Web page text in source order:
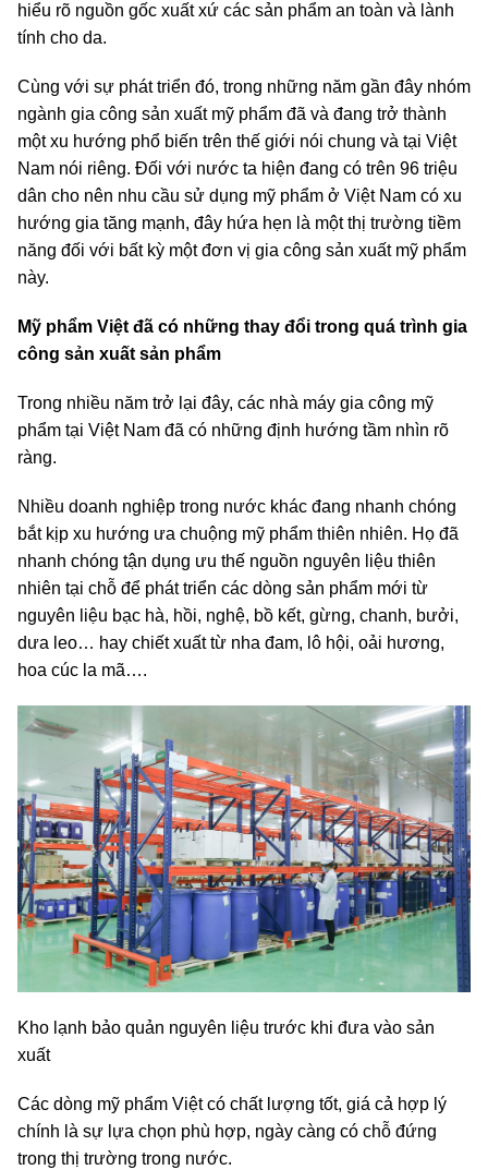
hiểu rõ nguồn gốc xuất xứ các sản phẩm an toàn và lành
tính cho da.
Cùng với sự phát triển đó, trong những năm gần đây nhóm
ngành gia công sản xuất mỹ phẩm đã và đang trở thành
một xu hướng phổ biến trên thế giới nói chung và tại Việt
Nam nói riêng. Đối với nước ta hiện đang có trên 96 triệu
dân cho nên nhu cầu sử dụng mỹ phẩm ở Việt Nam có xu
hướng gia tăng mạnh, đây hứa hẹn là một thị trường tiềm
năng đối với bất kỳ một đơn vị gia công sản xuất mỹ phẩm
này.
Mỹ phẩm Việt đã có những thay đổi trong quá trình gia
công sản xuất sản phẩm
Trong nhiều năm trở lại đây, các nhà máy gia công mỹ
phẩm tại Việt Nam đã có những định hướng tầm nhìn rõ
ràng.
Nhiều doanh nghiệp trong nước khác đang nhanh chóng
bắt kịp xu hướng ưa chuộng mỹ phẩm thiên nhiên. Họ đã
nhanh chóng tận dụng ưu thế nguồn nguyên liệu thiên
nhiên tại chỗ để phát triển các dòng sản phẩm mới từ
nguyên liệu bạc hà, hồi, nghệ, bồ kết, gừng, chanh, bưởi,
dưa leo… hay chiết xuất từ nha đam, lô hội, oải hương,
hoa cúc la mã….
Kho lạnh bảo quản nguyên liệu trước khi đưa vào sản
xuất
Các dòng mỹ phẩm Việt có chất lượng tốt, giá cả hợp lý
chính là sự lựa chọn phù hợp, ngày càng có chỗ đứng
trong thị trường trong nước.